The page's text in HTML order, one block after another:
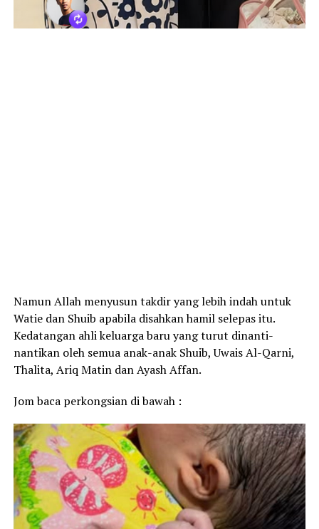
Namun Allah menyusun takdir yang lebih indah untuk
Watie dan Shuib apabila disahkan hamil selepas itu.
Kedatangan ahli keluarga baru yang turut dinanti-
nantikan oleh semua anak-anak Shuib, Uwais Al-Qarni,
Thalita, Ariq Matin dan Ayash Affan.
Jom baca perkongsian di bawah :